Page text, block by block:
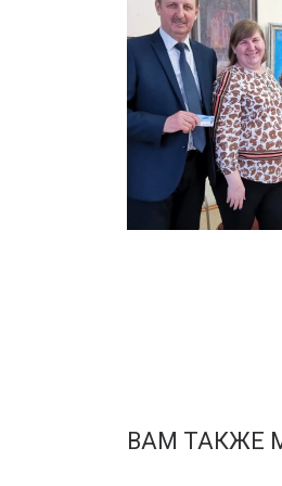
ВАМ ТАКЖЕ